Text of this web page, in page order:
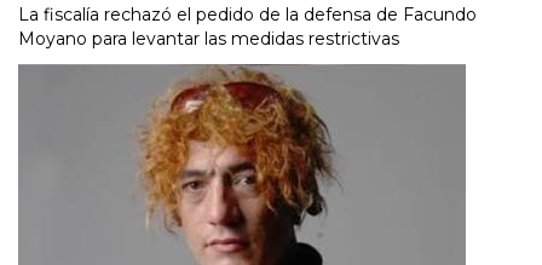
La fiscalía rechazó el pedido de la defensa de Facundo
Moyano para levantar las medidas restrictivas